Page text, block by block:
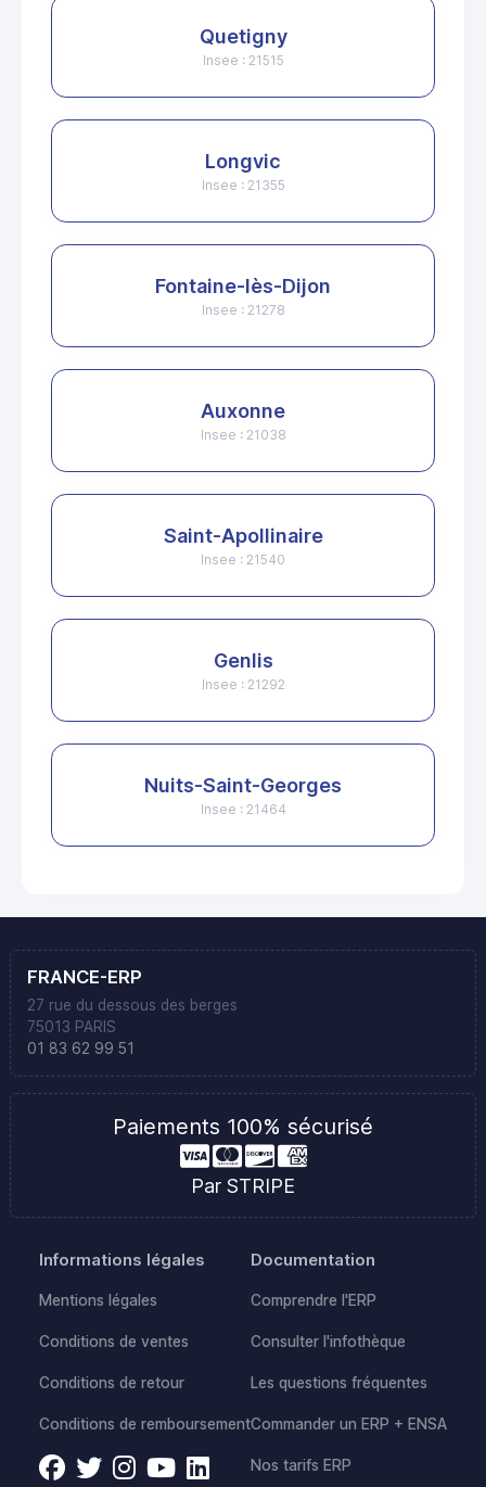
Quetigny
Insee : 21515
Longvic
Insee : 21355
Fontaine-lès-Dijon
Insee : 21278
Auxonne
Insee : 21038
Saint-Apollinaire
Insee : 21540
Genlis
Insee : 21292
Nuits-Saint-Georges
Insee : 21464
FRANCE-ERP
27 rue du dessous des berges
75013 PARIS
01 83 62 99 51
Paiements 100% sécurisé
Par STRIPE
Informations légales
Mentions légales
Conditions de ventes
Conditions de retour
Conditions de remboursement
Documentation
Comprendre l'ERP
Consulter l'infothèque
Les questions fréquentes
Commander un ERP + ENSA
Nos tarifs ERP